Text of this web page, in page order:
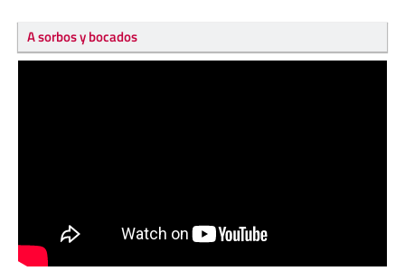
A sorbos y bocados